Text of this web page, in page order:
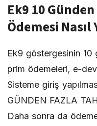
Ek9 10
Ödemesi Nasıl
Ek9 göstergesinin 10
prim ödemeleri, e-
Sisteme giriş
GÜNDEN FAZLA
Daha sonra da